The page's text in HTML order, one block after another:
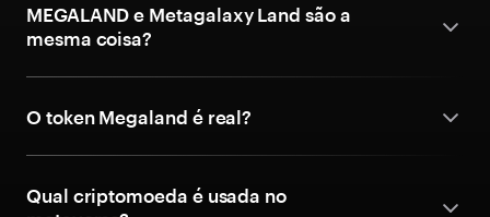
MEGALAND e Metagalaxy Land são a
mesma coisa?
O token Megaland é real?
Qual criptomoeda é usada no